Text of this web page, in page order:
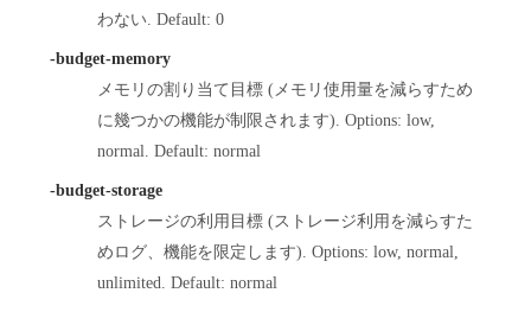
わない. Default: 0
-budget-memory
メモリの割り当て目標 (メモリ使用量を減らすため
に幾つかの機能が制限されます). Options: low,
normal. Default: normal
-budget-storage
ストレージの利用目標 (ストレージ利用を減らすた
めログ、機能を限定します). Options: low, normal,
unlimited. Default: normal